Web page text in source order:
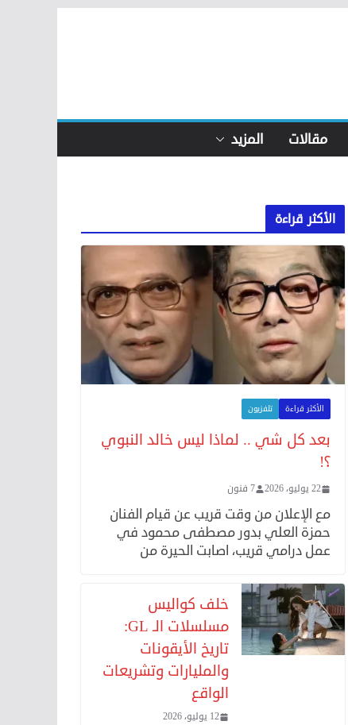
مقالات المزيد
الأكثر قراءة
الأكثر قراءة تلفزيون
بعد كل شي .. لماذا ليس خالد النبوي
؟!
22 يوليو، 2026 7 فنون
مع الإعلان من وقت قريب عن قيام الفنان
حمزة العلي بدور مصطفى محمود في
عمل درامي قريب، اصابت الحيرة من
خلف كواليس
مسلسلات الـ GL:
تاريخ الأيقونات
والمليارات وتشريعات
الواقع
12 يوليو، 2026